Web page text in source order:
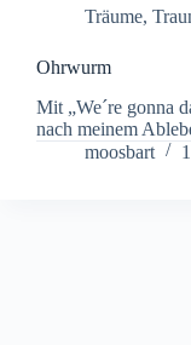
Träume,
Ohrwurm
Mit „We´re gonna
nach meinem
moosbart